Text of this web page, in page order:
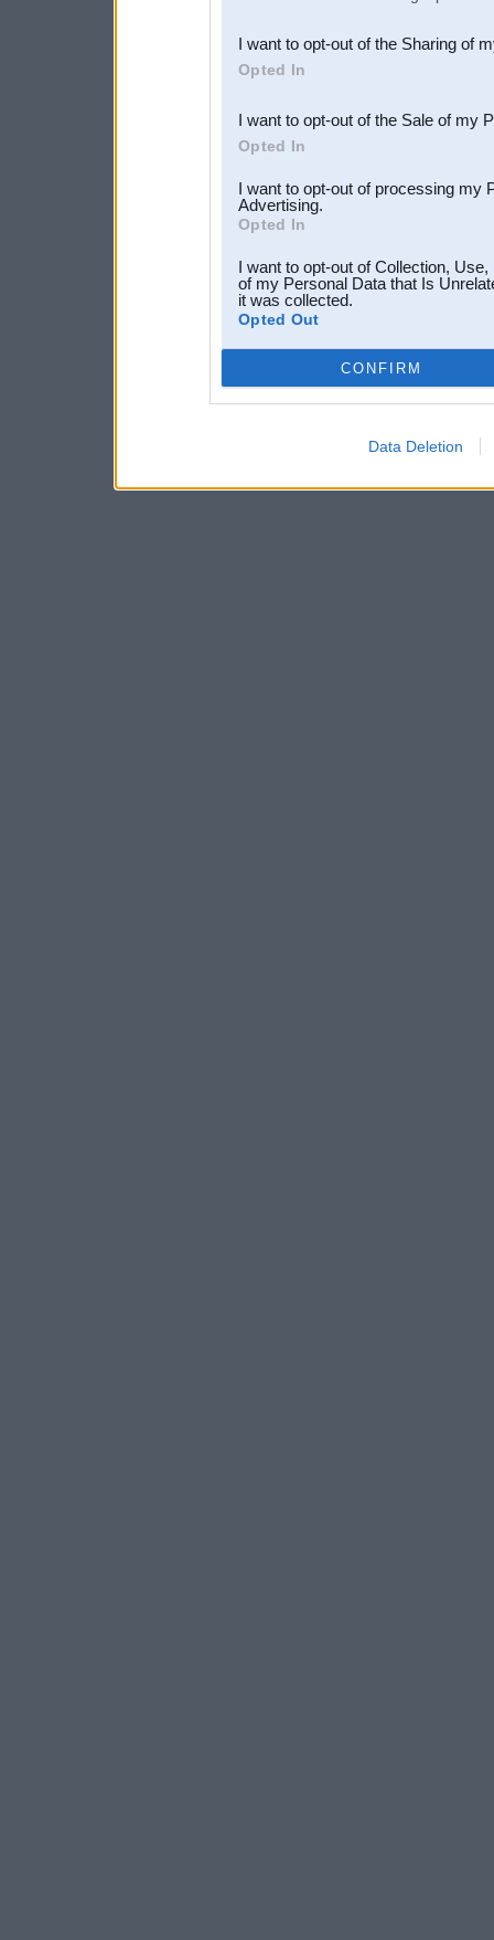
Downstream Participants
third parties.
I want to opt-out of the Sharing of
Opted In
I want to opt-out of the Sale of my
Opted In
I want to opt-out of processing my
Advertising.
Opted In
I want to opt-out of Collection,
of my Personal Data that Is
it was collected.
Opted Out
CONFIRM
Data Deletion